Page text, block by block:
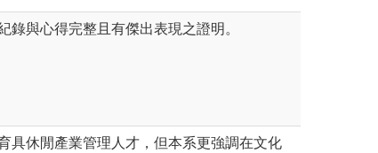
錄與心得完整且有傑出表現之證明。
具休閒產業管理人才，但本系更強調在文化